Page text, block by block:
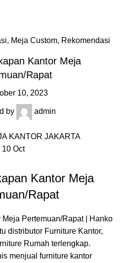
, Meja Custom, Rekomendasi
Kantor Meja
Rapat
10, 2023
by admin
10 Oct
Kantor Meja
Rapat
Pertemuan/Rapat |
Hanko
distributor Furniture Kantor,
Rumah terlengkap.
menjual furniture kantor